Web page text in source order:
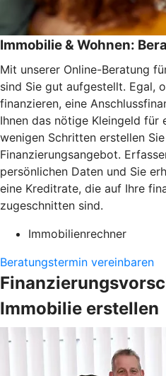
Immobilie & Wohnen:
Mit unserer Online-Beratung
sind Sie gut aufgestellt. Egal,
finanzieren, eine
Ihnen das nötige Kleingeld für
wenigen Schritten erstellen
Finanzierungsangebot.
persönlichen Daten und Sie
eine Kreditrate, die auf Ihre
zugeschnitten sind.
Immobilienrechner
Beratungstermin vereinbaren
Immobilie erstellen